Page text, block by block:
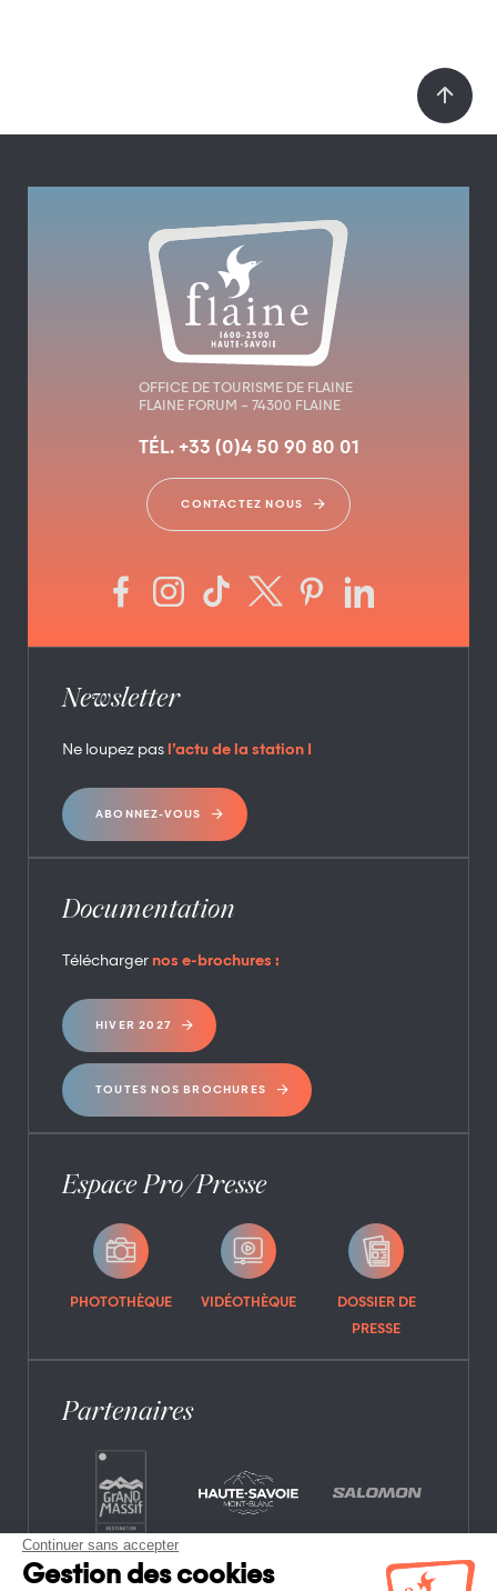
OFFICE DE TOURISME DE FLAINE
FLAINE FORUM – 74300 FLAINE
TÉL. +33 (0)4 50 90 80 01
CONTACTEZ NOUS
Newsletter
Ne loupez pas l’actu de la station !
ABONNEZ-VOUS
Documentation
Télécharger nos e-brochures :
HIVER 2027
TOUTES NOS BROCHURES
Espace Pro/Presse
PHOTOTHÈQUE VIDÉOTHÈQUE
DOSSIER DE
PRESSE
Partenaires